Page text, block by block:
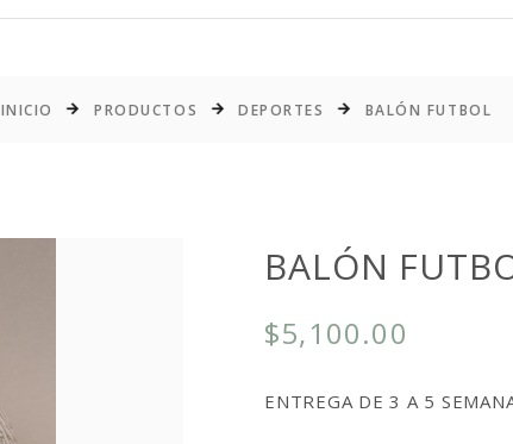
INICIO PRODUCTOS DEPORTES BALÓN FUTBOL
BALÓN
$5,100.00
ENTREGA DE 3 A 5